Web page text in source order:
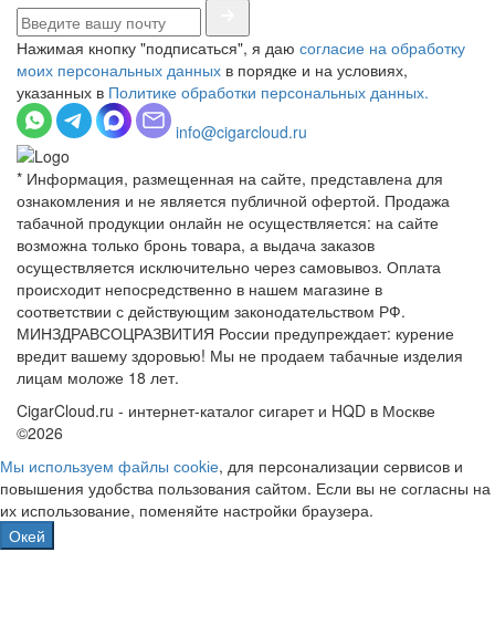
Нажимая кнопку "подписаться", я даю согласие на обработку
моих персональных данных в порядке и на условиях,
указанных в Политике обработки персональных данных.
info@cigarcloud.ru
* Информация, размещенная на сайте, представлена для
ознакомления и не является публичной офертой. Продажа
табачной продукции онлайн не осуществляется: на сайте
возможна только бронь товара, а выдача заказов
осуществляется исключительно через самовывоз. Оплата
происходит непосредственно в нашем магазине в
соответствии с действующим законодательством РФ.
МИНЗДРАВСОЦРАЗВИТИЯ России предупреждает: курение
вредит вашему здоровью! Мы не продаем табачные изделия
лицам моложе 18 лет.
CigarCloud.ru - интернет-каталог сигарет и HQD в Москве
©2026
Мы используем файлы сооkіе, для персонализации сервисов и
повышения удобства пользования сайтом. Если вы не согласны на
их использование, поменяйте настройки браузера.
Окей